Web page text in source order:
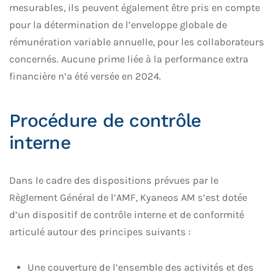
mesurables, ils peuvent également être pris en compte
pour la détermination de l’enveloppe globale de
rémunération variable annuelle, pour les collaborateurs
concernés. Aucune prime liée à la performance extra
financière n’a été versée en 2024.
Procédure de contrôle
interne
Dans le cadre des dispositions prévues par le
Règlement Général de l’AMF, Kyaneos AM s’est dotée
d’un dispositif de contrôle interne et de conformité
articulé autour des principes suivants :
Une couverture de l’ensemble des activités et des